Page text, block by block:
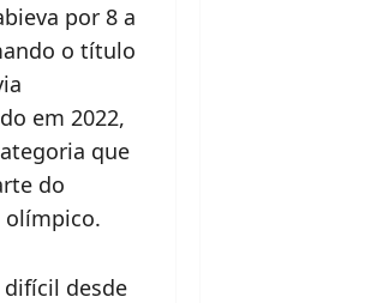
por 8 a
o título
em 2022,
que
do
olímpico.
difícil desde